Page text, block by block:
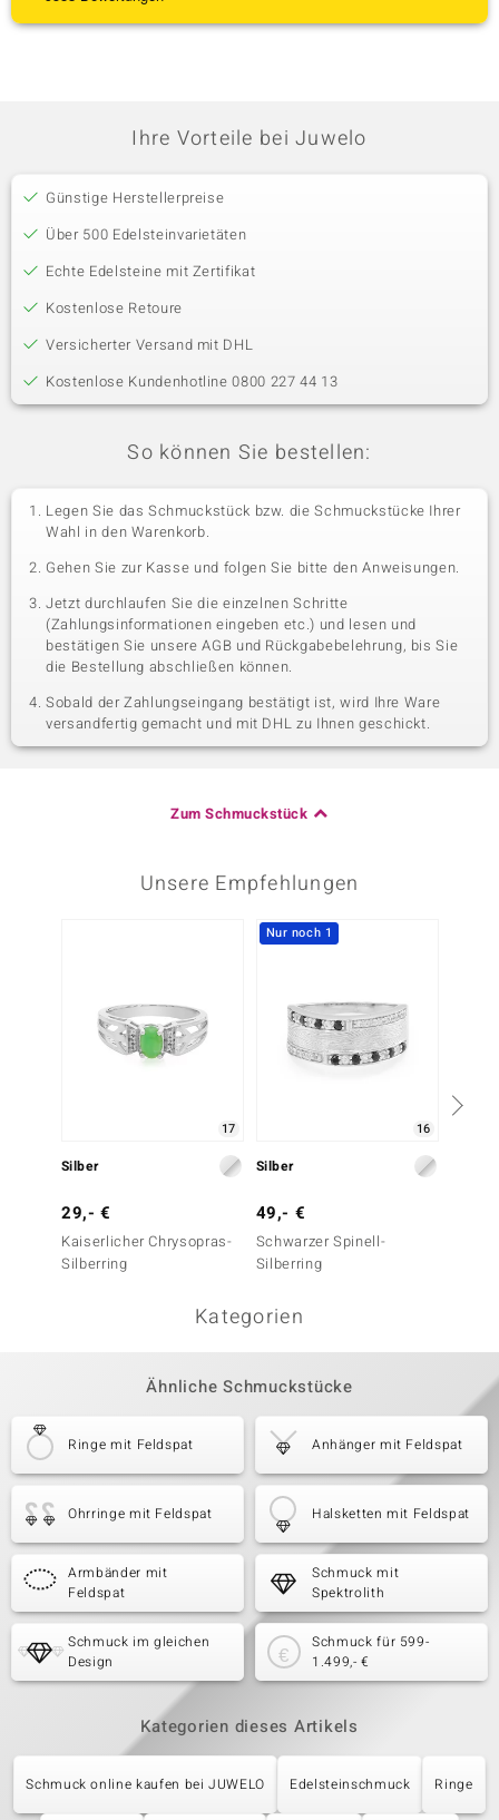
Ihre Vorteile bei Juwelo
Günstige Herstellerpreise
Über 500 Edelsteinvarietäten
Echte Edelsteine mit Zertifikat
Kostenlose Retoure
Versicherter Versand mit DHL
Kostenlose Kundenhotline 0800 227 44 13
So können Sie bestellen:
Legen Sie das Schmuckstück bzw. die Schmuckstücke Ihrer
Wahl in den Warenkorb.
Gehen Sie zur Kasse und folgen Sie bitte den Anweisungen.
Jetzt durchlaufen Sie die einzelnen Schritte
(Zahlungsinformationen eingeben etc.) und lesen und
bestätigen Sie unsere AGB und Rückgabebelehrung, bis Sie
die Bestellung abschließen können.
Sobald der Zahlungseingang bestätigt ist, wird Ihre Ware
versandfertig gemacht und mit DHL zu Ihnen geschickt.
Zum Schmuckstück
Unsere Empfehlungen
17
Silber
29,- €
Kaiserlicher Chrysopras-
Silberring
Nur noch 1
16
Silber
49,- €
Schwarzer Spinell-
Silberring
Kategorien
Ähnliche Schmuckstücke
Ringe mit Feldspat Anhänger mit Feldspat
Ohrringe mit Feldspat Halsketten mit Feldspat
Armbänder mit
Feldspat
Schmuck mit
Spektrolith
Schmuck im gleichen
Design
Schmuck für 599-
1.499,- €
Kategorien dieses Artikels
Schmuck online kaufen bei JUWELO Edelsteinschmuck Ringe